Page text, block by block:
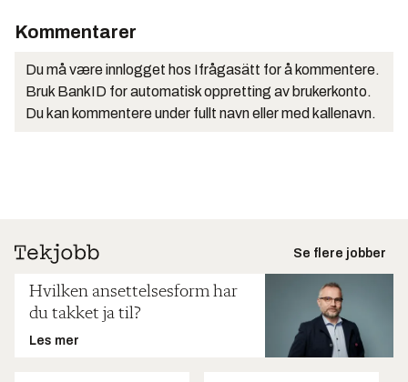
Kommentarer
Du må være innlogget hos Ifrågasätt for å kommentere.
Bruk BankID for automatisk oppretting av brukerkonto.
Du kan kommentere under fullt navn eller med kallenavn.
Se flere jobber
Hvilken ansettelsesform har
du takket ja til?
Les mer